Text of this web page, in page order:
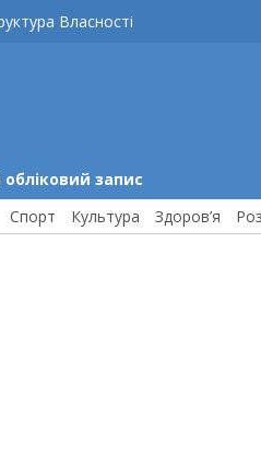
Власності
обліковий запис
Спорт Культура Здоров’я